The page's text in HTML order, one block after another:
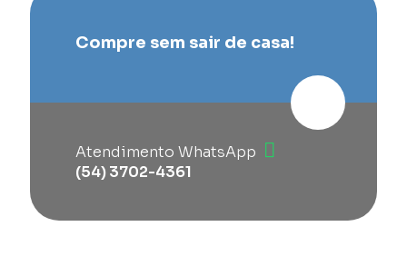
Compre sem sair de casa!
Atendimento WhatsApp
(54) 3702-4361